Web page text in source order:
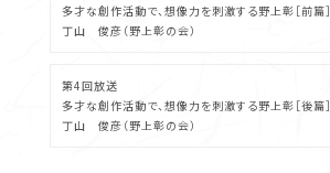
多才な創作活動で、想像力を刺激する野上彰［前篇］
丁山 俊彦（野上彰の会）
第4回放送
多才な創作活動で、想像力を刺激する野上彰［後篇］
丁山 俊彦（野上彰の会）